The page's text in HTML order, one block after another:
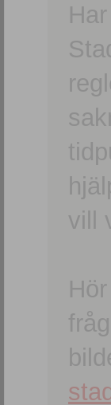
vill